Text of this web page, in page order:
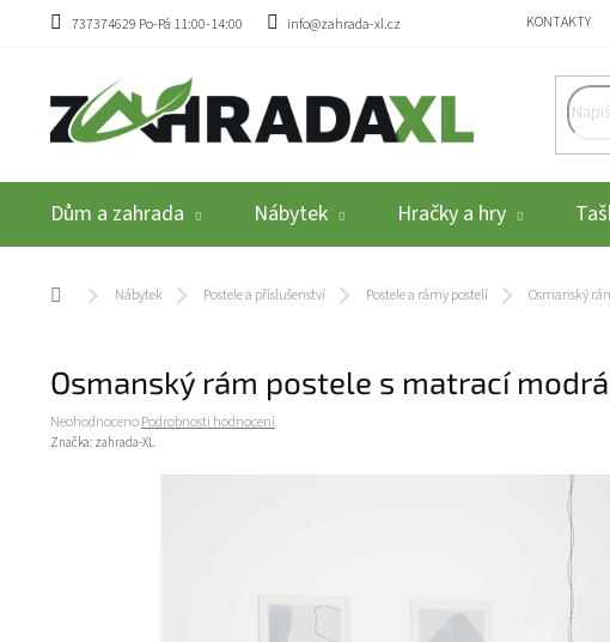
Přejít na obsah
737374629 Po-Pá 11:00-14:00 info@zahrada-xl.cz KONTAKTY
Dům a zahrada Nábytek Hračky a hry
Domů Nábytek Postele a příslušenství Postele a rámy postelí Osmanský
Osmanský rám postele s matrací
Průměrné hodnocení produktu je 0,0 z 5 hvězdiček.
NeohodnocenoPodrobnosti hodnocení
Značka: zahrada-XL